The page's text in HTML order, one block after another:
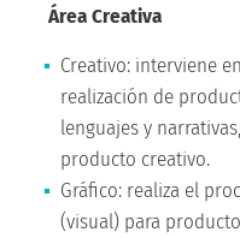
Área Creativa
Creativo: interviene
realización de
lenguajes y
producto creativo.
Gráfico: realiza el
(visual) para